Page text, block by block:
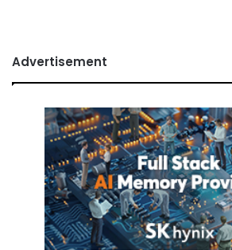
Advertisement